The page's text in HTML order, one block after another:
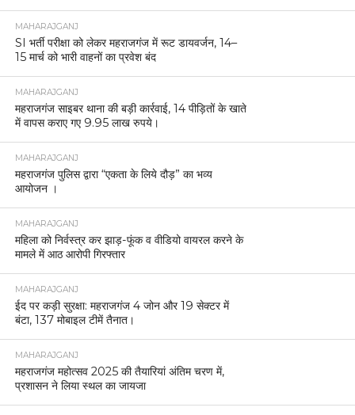
MAHARAJGANJ
SI भर्ती परीक्षा को लेकर महराजगंज में रूट डायवर्जन, 14–
15 मार्च को भारी वाहनों का प्रवेश बंद
MAHARAJGANJ
महराजगंज साइबर थाना की बड़ी कार्रवाई, 14 पीड़ितों के खाते
में वापस कराए गए 9.95 लाख रुपये।
MAHARAJGANJ
महराजगंज पुलिस द्वारा “एकता के लिये दौड़” का भव्य
आयोजन ।
MAHARAJGANJ
महिला को निर्वस्त्र कर झाड़-फूंक व वीडियो वायरल करने के
मामले में आठ आरोपी गिरफ्तार
MAHARAJGANJ
ईद पर कड़ी सुरक्षा: महराजगंज 4 जोन और 19 सेक्टर में
बंटा, 137 मोबाइल टीमें तैनात।
MAHARAJGANJ
महराजगंज महोत्सव 2025 की तैयारियां अंतिम चरण में,
प्रशासन ने लिया स्थल का जायजा